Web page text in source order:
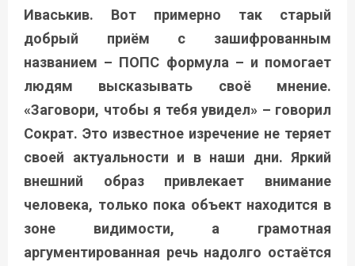
Иваськив. Вот примерно так старый
добрый приём с зашифрованным
названием – ПОПС формула – и помогает
людям высказывать своё мнение.
«Заговори, чтобы я тебя увидел» – говорил
Сократ. Это известное изречение не теряет
своей актуальности и в наши дни. Яркий
внешний образ привлекает внимание
человека, только пока объект находится в
зоне видимости, а грамотная
аргументированная речь надолго остаётся